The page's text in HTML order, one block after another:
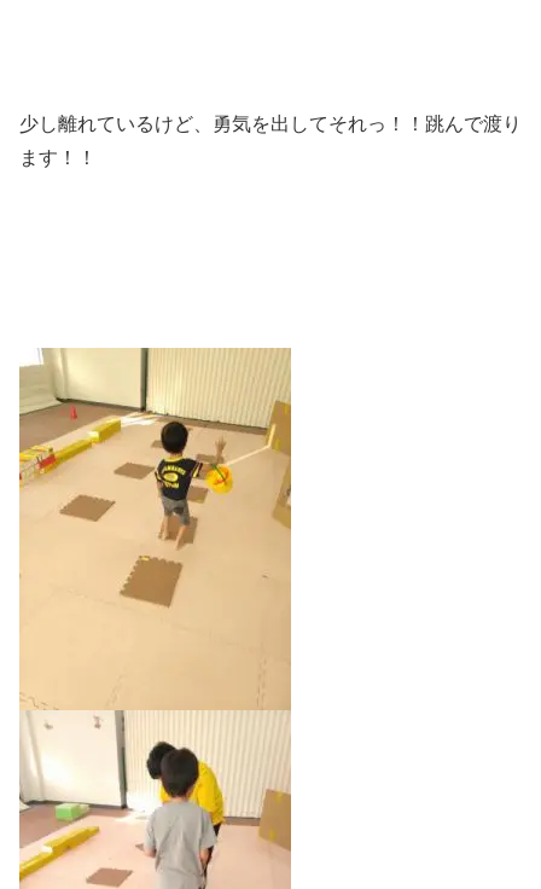
少し離れているけど、勇気を出してそれっ！！跳んで渡り
ます！！